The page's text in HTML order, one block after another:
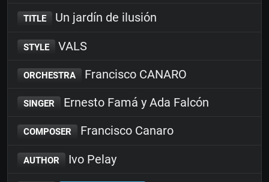
TITLE Un jardín de ilusión
STYLE VALS
ORCHESTRA Francisco CANARO
SINGER Ernesto Famá y Ada Falcón
COMPOSER Francisco Canaro
AUTHOR Ivo Pelay